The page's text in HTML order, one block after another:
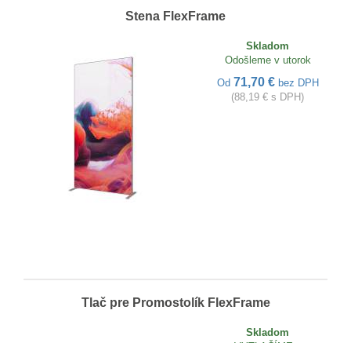
Stena FlexFrame
Skladom
Odošleme v utorok
Od 71,70 € bez DPH
(88,19 € s DPH)
Tlač pre Promostolík FlexFrame
Skladom